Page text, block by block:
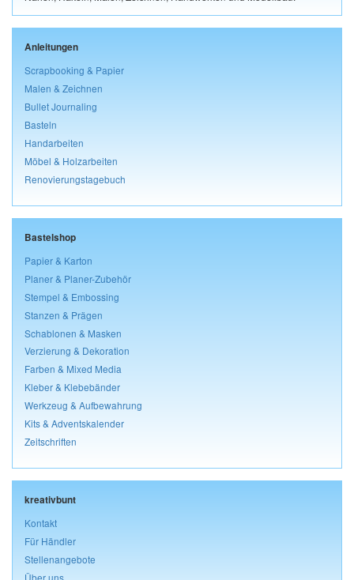
Anleitungen
Scrapbooking & Papier
Malen & Zeichnen
Bullet Journaling
Basteln
Handarbeiten
Möbel & Holzarbeiten
Renovierungstagebuch
Bastelshop
Papier & Karton
Planer & Planer-Zubehör
Stempel & Embossing
Stanzen & Prägen
Schablonen & Masken
Verzierung & Dekoration
Farben & Mixed Media
Kleber & Klebebänder
Werkzeug & Aufbewahrung
Kits & Adventskalender
Zeitschriften
kreativbunt
Kontakt
Für Händler
Stellenangebote
Über uns